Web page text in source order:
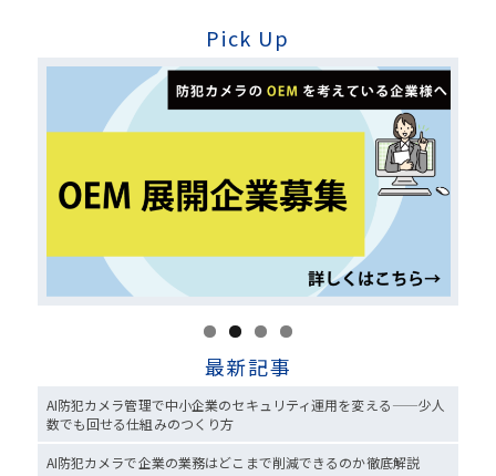
Pick Up
最新記事
AI防犯カメラ管理で中小企業のセキュリティ運用を変える——少人
数でも回せる仕組みのつくり方
AI防犯カメラで企業の業務はどこまで削減できるのか徹底解説